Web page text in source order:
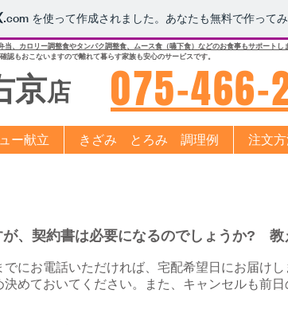
.com を使って作成されました。あなたも無料で作って
​075-466-
、カロリー調整食やタンパク調整食、ムース食（嚥下食）などのお食事もサポートし
もおこないますので離れて暮らす家族も安心のサービスです。
京店
ー献立 きざみ とろみ 調理例 注文
、契約書は必要になるのでしょうか? 教
にお電話いただければ、宅配希望日にお届けし
めておいてください。
また、キャンセルも前